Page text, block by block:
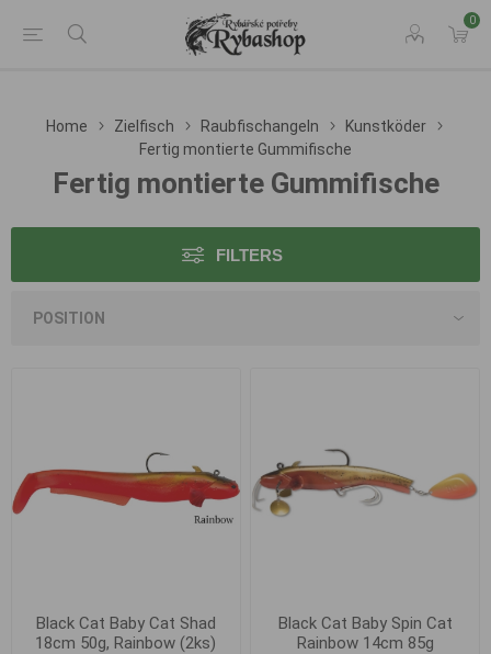
0
Home Zielfisch Raubfischangeln
Kunstköder
Fertig montierte Gummifische
Fertig montierte Gummifische
FILTERS
Black Cat Baby Cat Shad
18cm 50g, Rainbow (2ks)
Black Cat Baby Spin Cat
Rainbow 14cm 85g